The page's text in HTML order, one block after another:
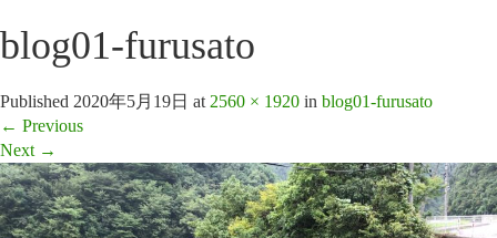
blog01-furusato
Published 2020年5月19日 at 2560 × 1920 in blog01-furusato
← Previous
Next →